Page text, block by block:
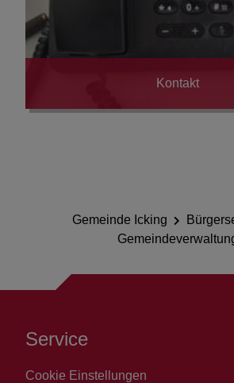
Kontakt
Gemeinde Icking
Service
Cookie Einstellungen